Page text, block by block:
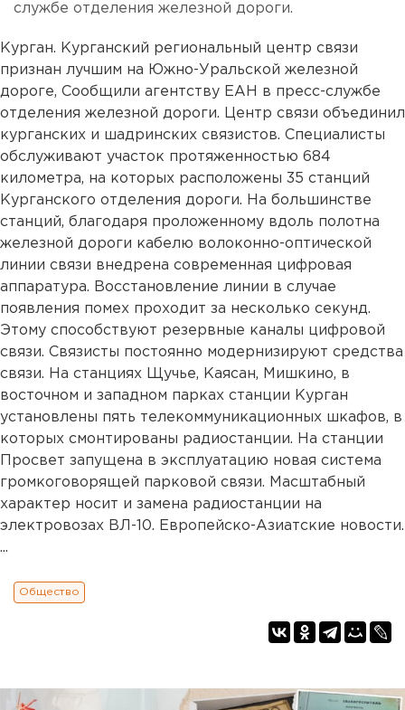
службе отделения железной дороги.
Курган. Курганский региональный центр связи
признан лучшим на Южно-Уральской железной
дороге, Сообщили агентству ЕАН в пресс-службе
отделения железной дороги. Центр связи объединил
курганских и шадринских связистов. Специалисты
обслуживают участок протяженностью 684
километра, на которых расположены 35 станций
Курганского отделения дороги. На большинстве
станций, благодаря проложенному вдоль полотна
железной дороги кабелю волоконно-оптической
линии связи внедрена современная цифровая
аппаратура. Восстановление линии в случае
появления помех проходит за несколько секунд.
Этому способствуют резервные каналы цифровой
связи. Связисты постоянно модернизируют средства
связи. На станциях Щучье, Каясан, Мишкино, в
восточном и западном парках станции Курган
установлены пять телекоммуникационных шкафов, в
которых смонтированы радиостанции. На станции
Просвет запущена в эксплуатацию новая система
громкоговорящей парковой связи. Масштабный
характер носит и замена радиостанции на
электровозах ВЛ-10. Европейско-Азиатские новости.
...
Общество